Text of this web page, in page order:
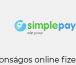
online